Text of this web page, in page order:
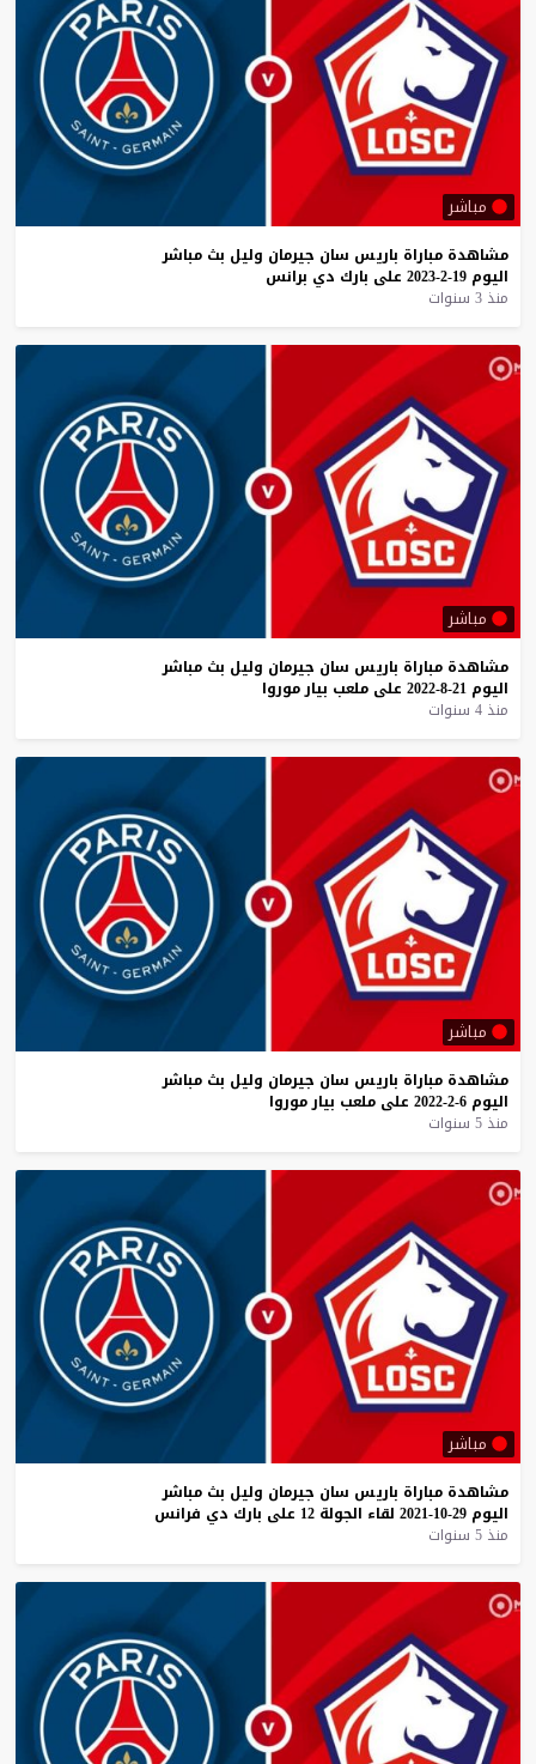
مباشر
مشاهدة مباراة باريس سان جيرمان وليل بث مباشر
اليوم 19-2-2023 على بارك دي برانس
منذ 3 سنوات
مباشر
مشاهدة مباراة باريس سان جيرمان وليل بث مباشر
اليوم 21-8-2022 على ملعب بيارموروا
منذ 4 سنوات
مباشر
مشاهدة مباراة باريس سان جيرمان وليل بث مباشر
اليوم 6-2-2022 على ملعب بيارموروا
منذ 5 سنوات
مباشر
مشاهدة مباراة باريس سان جيرمان وليل بث مباشر
اليوم 29-10-2021 لقاء الجولة 12 على بارك دي فرانس
منذ 5 سنوات